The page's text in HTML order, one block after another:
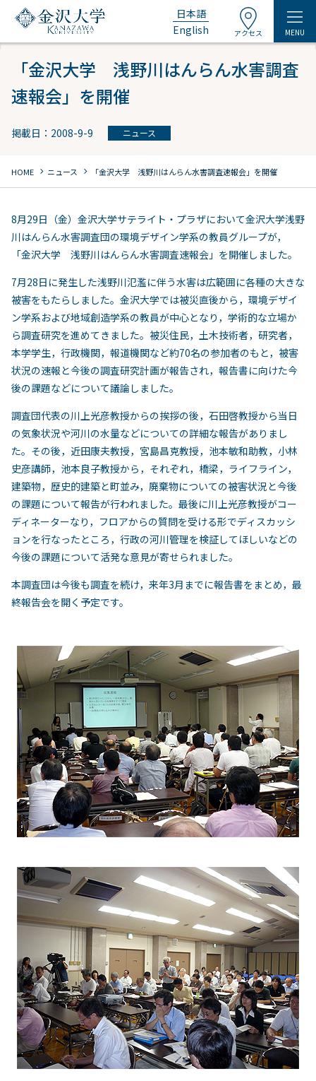
日本語
English
アクセス MENU
「金沢大学 浅野川はんらん水害調査
速報会」を開催
掲載日：2008-9-9 ニュース
HOME chevron_right ニュース chevron_right 「金沢大学 浅野川はんらん水害調査速報会」を開催
8月29日（金）金沢大学サテライト・プラザにおいて金沢大学浅野
川はんらん水害調査団の環境デザイン学系の教員グループが，
「金沢大学 浅野川はんらん水害調査速報会」を開催しました。
7月28日に発生した浅野川氾濫に伴う水害は広範囲に各種の大きな
被害をもたらしました。金沢大学では被災直後から，環境デザイ
ン学系および地域創造学系の教員が中心となり，学術的な立場か
ら調査研究を進めてきました。被災住民，土木技術者，研究者，
本学学生，行政機関，報道機関など約70名の参加者のもと，被害
状況の速報と今後の調査研究計画が報告され，報告書に向けた今
後の課題などについて議論しました。
調査団代表の川上光彦教授からの挨拶の後，石田啓教授から当日
の気象状況や河川の水量などについての詳細な報告がありまし
た。その後，近田康夫教授，宮島昌克教授，池本敏和助教，小林
史彦講師，池本良子教授から，それぞれ，橋梁，ライフライン，
建築物，歴史的建築と町並み，廃棄物についての被害状況と今後
の課題について報告が行われました。最後に川上光彦教授がコー
ディネーターなり，フロアからの質問を受ける形でディスカッシ
ョンを行なったところ，行政の河川管理を検証してほしいなどの
今後の課題について活発な意見が寄せられました。
本調査団は今後も調査を続け，来年3月までに報告書をまとめ，最
終報告会を開く予定です。